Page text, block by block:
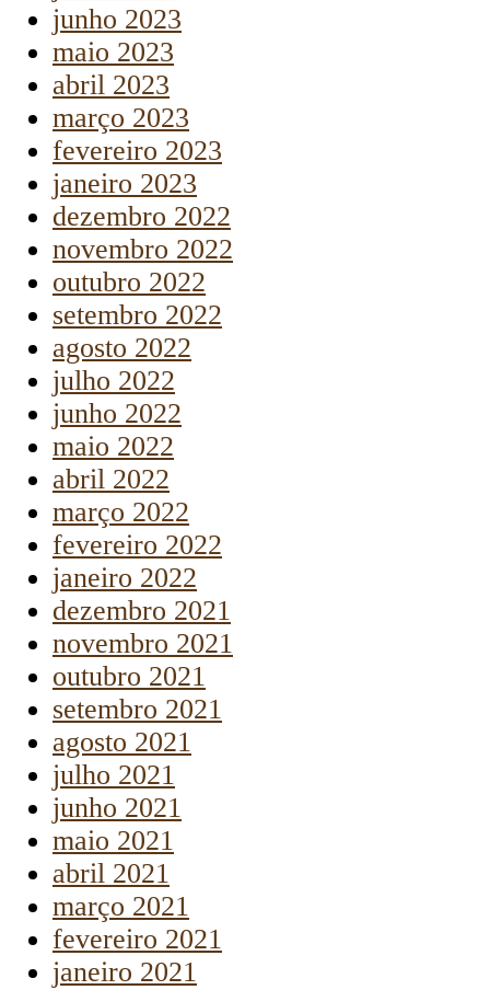
junho 2023
maio 2023
abril 2023
março 2023
fevereiro 2023
janeiro 2023
dezembro 2022
novembro 2022
outubro 2022
setembro 2022
agosto 2022
julho 2022
junho 2022
maio 2022
abril 2022
março 2022
fevereiro 2022
janeiro 2022
dezembro 2021
novembro 2021
outubro 2021
setembro 2021
agosto 2021
julho 2021
junho 2021
maio 2021
abril 2021
março 2021
fevereiro 2021
janeiro 2021